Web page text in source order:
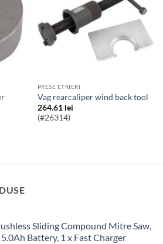
PRESE ETRIERI
vag rearcaliper wind back tool
264.61 lei
(#26314)
Sliding Compound Mitre Saw,
Battery, 1 x Fast Charger